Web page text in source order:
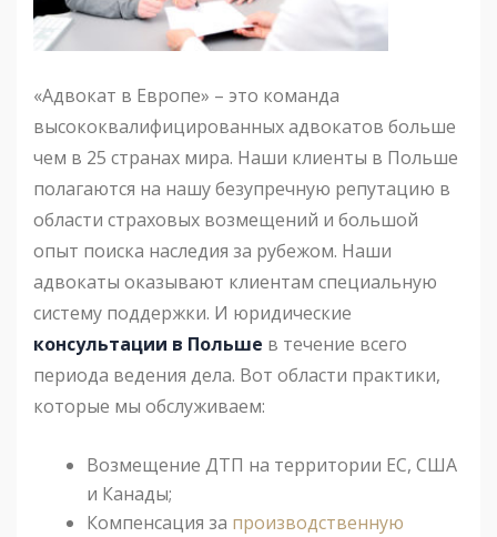
«Адвокат в Европе» – это команда
высококвалифицированных адвокатов больше
чем в 25 странах мира. Наши клиенты в Польше
полагаются на нашу безупречную репутацию в
области страховых возмещений и большой
опыт поиска наследия за рубежом. Наши
адвокаты оказывают клиентам специальную
систему поддержки. И юридические
консультации в Польше в течение всего
периода ведения дела. Вот области практики,
которые мы обслуживаем:
Возмещение ДТП на территории ЕС, США
и Канады;
Компенсация за производственную